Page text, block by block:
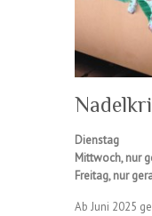
Mittwoch,
Freitag, nur
Ab Juni 2025